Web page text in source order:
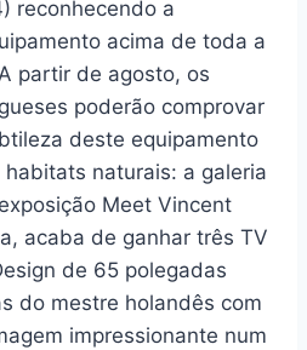
reconhecendo a
acima de toda a
partir de agosto, os
poderão comprovar
deste equipamento
naturais: a galeria
Meet Vincent
acaba de ganhar três TV
de 65 polegadas
do mestre holandês com
impressionante num